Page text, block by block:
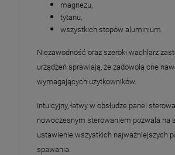
magnezu,
tytanu,
wszystkich stopów aluminium.
Niezawodność oraz szeroki wachlarz
urządzeń sprawiają, że zadowolą one
wymagających użytkowników.
Intuicyjny, łatwy w obsłudze panel
nowoczesnym sterowaniem pozwala na
ustawienie wszystkich najważniejszych
spawania.